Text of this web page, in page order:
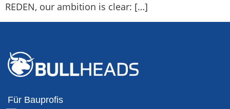
REDEN, our ambition is clear: […]
Für Bauprofis